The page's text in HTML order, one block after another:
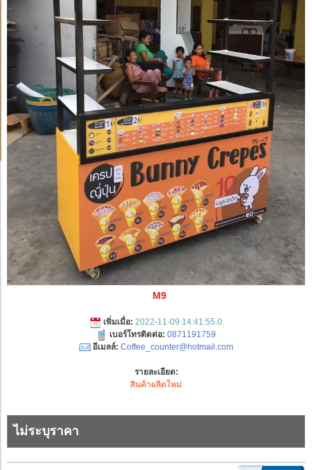
M9
เพิ่มเมื่อ: 2022-11-09 14:41:55.0
เบอร์โทรติดต่อ: 0871191759
อีเมลล์: Coffee_counter@hotmail.com
รายละเอียด:
สินค้าผลิตใหม่
ไม่ระบุราคา